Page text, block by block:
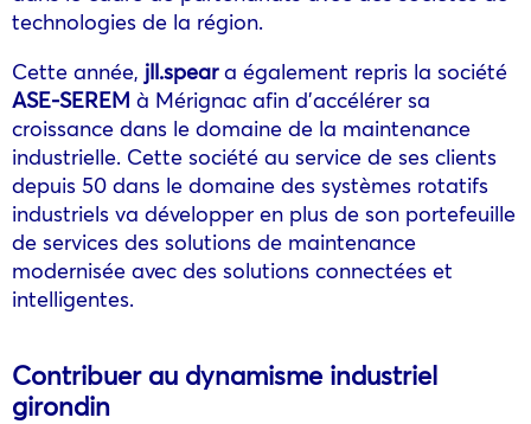
technologies de la région.
Cette année, jll.speara également repris la société
ASE-SEREM à Mérignac afin d’accélérer sa
croissance dans le domaine de la maintenance
industrielle. Cette société au service de ses clients
depuis 50 dans le domaine des systèmes rotatifs
industriels va développer en plus de son portefeuille
de services des solutions de maintenance
modernisée avec des solutions connectées et
intelligentes.
Contribuer au dynamisme industriel
girondin